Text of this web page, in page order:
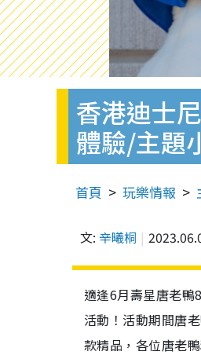
香港迪士
體驗/主題
首頁 玩樂情報
文: 辛曦桐
適逢6月壽星唐老
活動！活動期間唐
款精品，各位唐老